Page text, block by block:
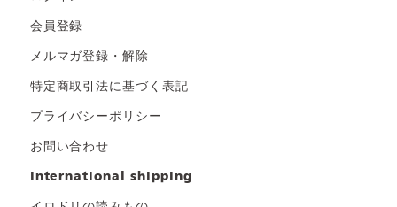
会員登録
メルマガ登録・解除
特定商取引法に基づく表記
プライバシーポリシー
お問い合わせ
international shipping